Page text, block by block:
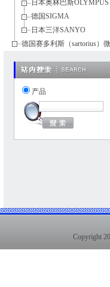
日本奥林巴斯OLYMPUS
德国SIGMA
日本三洋SANYO
德国赛多利斯（sartorius）
产品
Copyright